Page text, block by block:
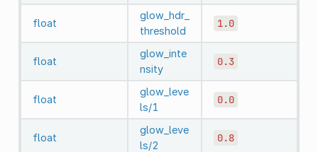
float
glow_hdr_
threshold
1.0
float
glow_inte
nsity
0.3
float
glow_leve
ls/1
0.0
float
glow_leve
ls/2
0.8